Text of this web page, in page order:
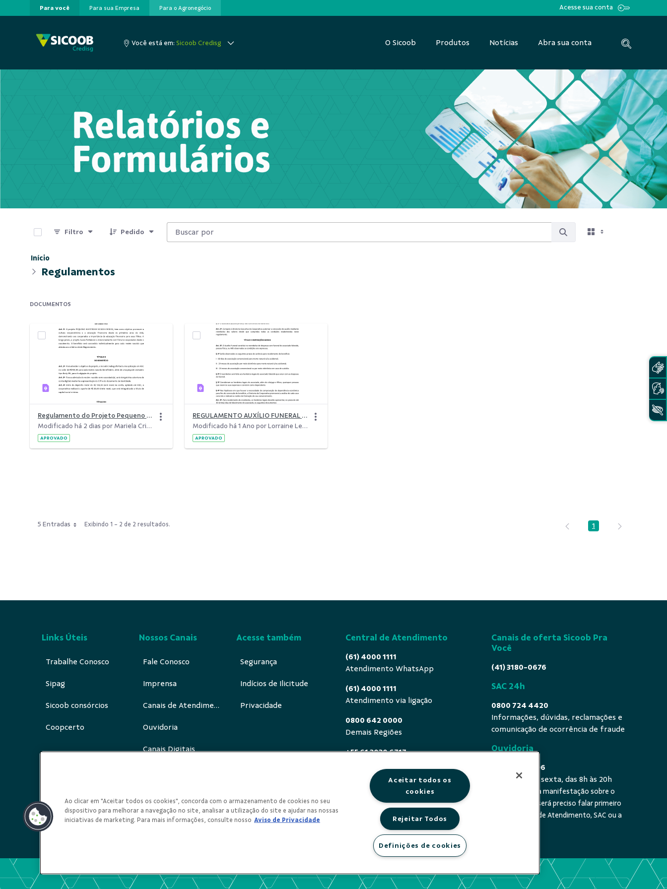
Pular para o Conteúdo principal
Para você Para sua Empresa Para o Agronegócio Acesse sua conta
Você está em: Sicoob Credisg O Sicoob Produtos Notícias Abra sua conta
Filtro Pedido
Início
Regulamentos
DOCUMENTOS
Regulamento do Projeto Pequeno Investidor do Sicoob Credisg - 072026
Modificado há 2 dias por Mariela Cristina da Costa.
APROVADO
REGULAMENTO AUXÍLIO FUNERAL 1.pdf
Modificado há 1 Ano por Lorraine Lemos e Silva.
APROVADO
5 Entradas Exibindo 1 - 2 de 2 resultados. Página
1
Links Úteis
Trabalhe Conosco
Sipag
Sicoob consórcios
Coopcerto
Nossos Canais
Fale Conosco
Imprensa
Canais de Atendimento
Ouvidoria
Canais Digitais
Acesse também
Segurança
Indícios de Ilicitude
Privacidade
Redes Sociais
Central de Atendimento
(61) 4000 1111
Atendimento WhatsApp
(61) 4000 1111
Atendimento via ligação
0800 642 0000
Demais Regiões
+55 61 3030 6717
0800 940 0458
Deficientes auditivos ou de fala - De
segunda a sexta, das 8h às 20h
Canais de oferta Sicoob Pra
Você
(41) 3180-0676
SAC 24h
0800 724 4420
Informações, dúvidas, reclamações e
comunicação de ocorrência de fraude
Ouvidoria
0800 725 0996
De segunda a sexta, das 8h às 20h
É a sua primeira manifestação sobre o
tema? Se sim, será preciso falar primeiro
com a Central de Atendimento, SAC ou a
Ao clicar em "Aceitar todos os cookies", concorda com o armazenamento de cookies no seu
dispositivo para melhorar a navegação no site, analisar a utilização do site e ajudar nas nossas
iniciativas de marketing. Para mais informações, consulte nosso Aviso de Privacidade
Aceitar todos os
cookies
Rejeitar Todos
Definições de cookies